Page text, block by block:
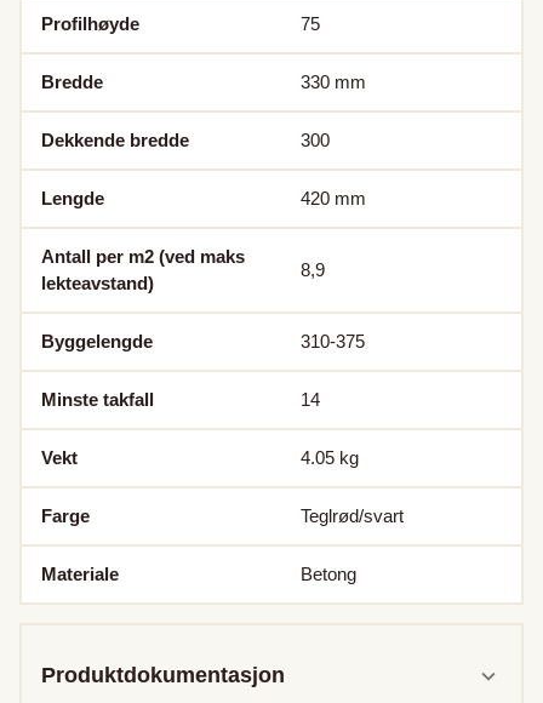
Profilhøyde 75
Bredde 330 mm
Dekkende bredde 300
Lengde 420 mm
Antall per m2 (ved maks
lekteavstand)
8,9
Byggelengde 310-375
Minste takfall 14
Vekt 4.05 kg
Farge Teglrød/svart
Materiale Betong
Produktdokumentasjon